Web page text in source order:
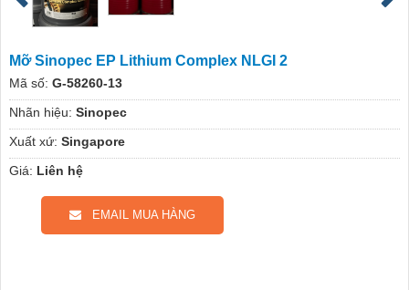
Mỡ Sinopec EP Lithium Complex NLGI 2
Mã số: G-58260-13
Nhãn hiệu: Sinopec
Xuất xứ: Singapore
Giá: Liên hệ
EMAIL MUA HÀNG